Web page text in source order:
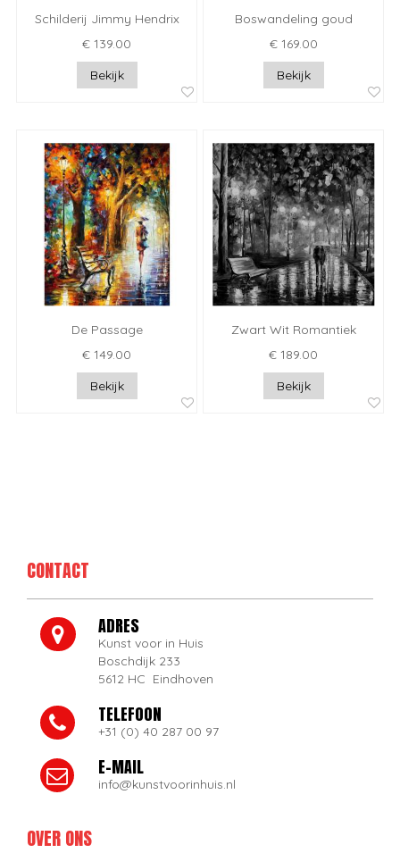
Schilderij Jimmy Hendrix
€ 139.00
Bekijk
Boswandeling goud
€ 169.00
Bekijk
De Passage
€ 149.00
Bekijk
Zwart Wit Romantiek
€ 189.00
Bekijk
CONTACT
ADRES
Kunst voor in Huis
Boschdijk 233
5612 HC Eindhoven
TELEFOON
+31 (0) 40 287 00 97
E-MAIL
info@kunstvoorinhuis.nl
OVER ONS